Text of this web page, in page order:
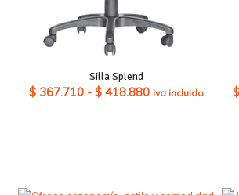
Silla Splend
$367.710 - $418.880Rango
iva incluido $